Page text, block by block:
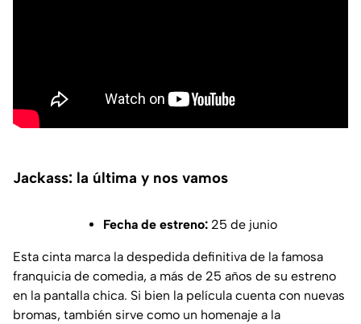
Jackass: la última y nos vamos
Fecha de estreno: 25 de junio
Esta cinta marca la despedida definitiva de la famosa
franquicia de comedia, a más de 25 años de su estreno
en la pantalla chica. Si bien la película cuenta con nuevas
bromas, también sirve como un homenaje a la